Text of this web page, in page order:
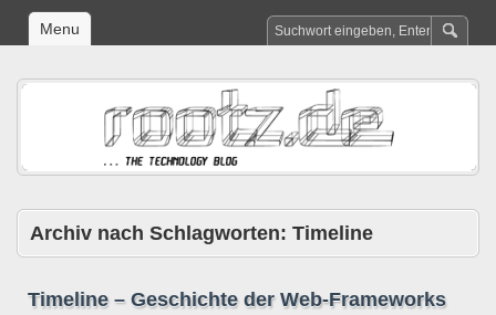
Menu
Archiv nach Schlagworten: Timeline
Timeline – Geschichte der Web-Frameworks